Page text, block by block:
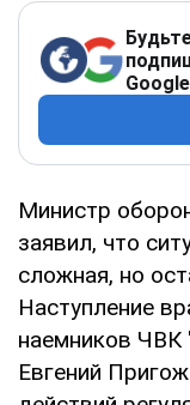
Google
Министр
заявил, что
сложная, но
Наступление
наемников ЧВК
Евгений